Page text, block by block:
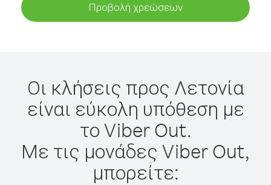
Προβολή χρεώσεων
Οι κλήσεις προς Λετονία
είναι εύκολη υπόθεση με
το Viber Out.
Με τις μονάδες Viber Out,
μπορείτε: